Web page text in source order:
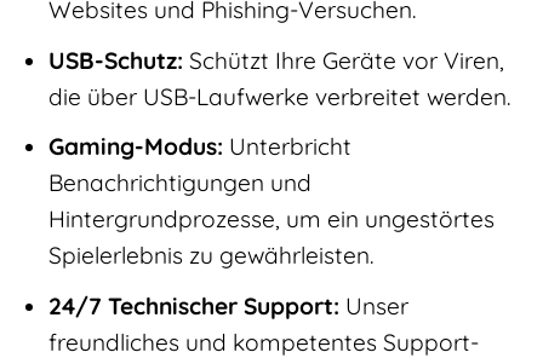
Websites und Phishing-Versuchen.
USB-Schutz: Schützt Ihre Geräte vor Viren,
die über USB-Laufwerke verbreitet werden.
Gaming-Modus: Unterbricht
Benachrichtigungen und
Hintergrundprozesse, um ein ungestörtes
Spielerlebnis zu gewährleisten.
24/7 Technischer Support: Unser
freundliches und kompetentes Support-